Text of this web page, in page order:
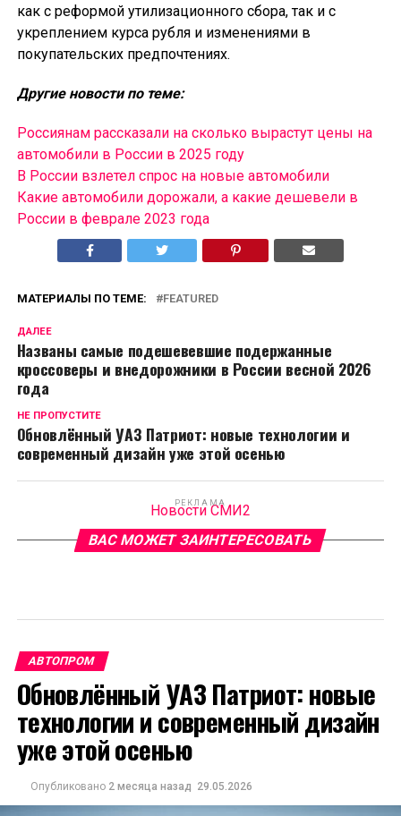
как с реформой утилизационного сбора, так и с
укреплением курса рубля и изменениями в
покупательских предпочтениях.
Другие новости по теме:
Россиянам рассказали на сколько вырастут цены на
автомобили в России в 2025 году
В России взлетел спрос на новые автомобили
Какие автомобили дорожали, а какие дешевели в
России в феврале 2023 года
МАТЕРИАЛЫ ПО ТЕМЕ: FEATURED
ДАЛЕЕ
Названы самые подешевевшие подержанные
кроссоверы и внедорожники в России весной 2026
года
НЕ ПРОПУСТИТЕ
Обновлённый УАЗ Патриот: новые технологии и
современный дизайн уже этой осенью
РЕКЛАМА
Новости СМИ2
ВАС МОЖЕТ ЗАИНТЕРЕСОВАТЬ
АВТОПРОМ
Обновлённый УАЗ Патриот: новые
технологии и современный дизайн
уже этой осенью
Опубликовано 2 месяца назад 29.05.2026